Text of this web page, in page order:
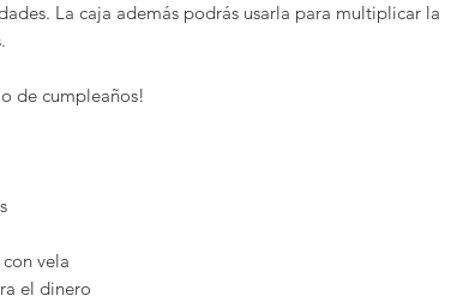
La caja además podrás usarla para multiplicar la
de cumpleaños!
vela
el dinero